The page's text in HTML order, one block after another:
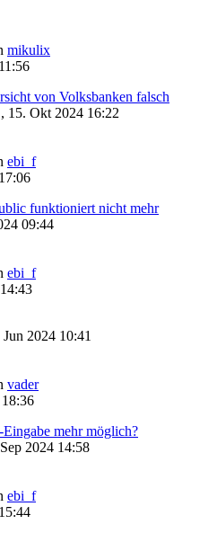
mikulix
von Volksbanken falsch
15. Okt 2024 16:22
ebi_f
funktioniert nicht mehr
09:44
ebi_f
2024 10:41
vader
mehr möglich?
2024 14:58
ebi_f